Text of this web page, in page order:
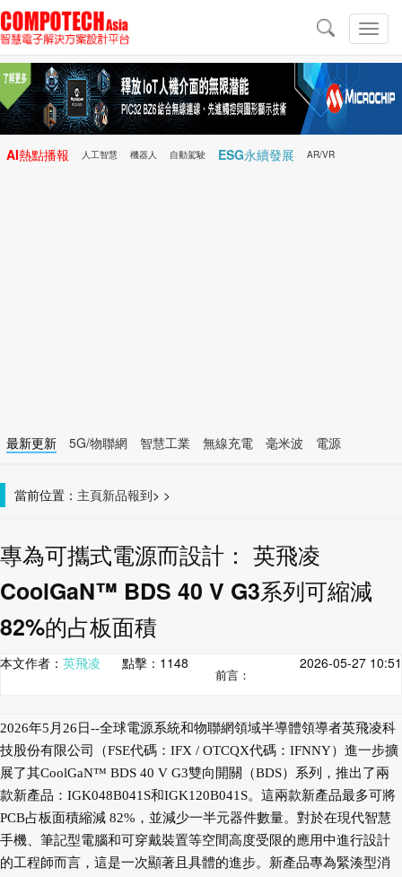
切
換
導
導
航
AI熱點播報 人工智慧 機器人 自動駕駛 ESG永續發展 AR/VR
最新更新 5G/物聯網 智慧工業 無線充電 毫米波
電源
當前位置： 主頁 >
新品報到 >
專為可攜式電源而設計： 英飛凌
CoolGaN™ BDS 40 V G3系列可縮減
82%的占板面積
本文作者： 英飛凌 點擊： 1148 2026-05-27 10:51
前言：
2026年5月26日--全球電源系統和物聯網領域半導體領導者英飛凌科
技股份有限公司（FSE代碼：IFX / OTCQX代碼：IFNNY）進一步擴
展了其CoolGaN™ BDS 40 V G3雙向開關（BDS）系列，推出了兩
款新產品：IGK048B041S和IGK120B041S。這兩款新產品最多可將
PCB占板面積縮減 82%，並減少一半元器件數量。對於在現代智慧
手機、筆記型電腦和可穿戴裝置等空間高度受限的應用中進行設計
的工程師而言，這是一次顯著且具體的進步。新產品專為緊湊型消